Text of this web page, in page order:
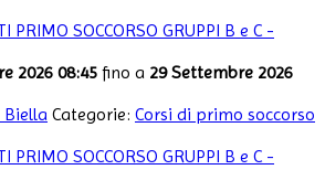
PRIMO SOCCORSO GRUPPI B e C -
2026 08:45 fino a 29 Settembre 2026
Biella Categorie: Corsi di primo soccorso
PRIMO SOCCORSO GRUPPI B e C -